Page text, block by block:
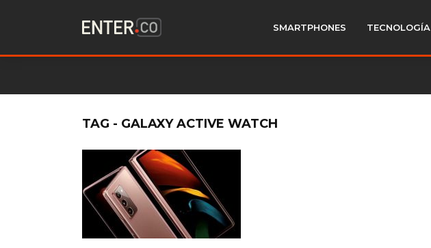
SMARTPHONES TECNOLOGÍA
TAG - GALAXY ACTIVE WATCH